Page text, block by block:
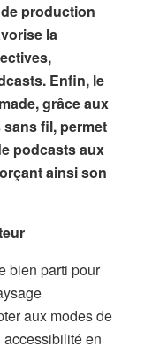
production
la
Enfin, le
grâce aux
fil, permet
podcasts aux
ainsi son
bien parti pour
aux modes de
en